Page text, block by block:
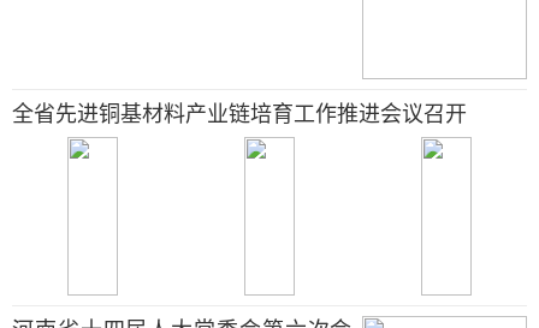
全省先进铜基材料产业链培育工作推进会议召开